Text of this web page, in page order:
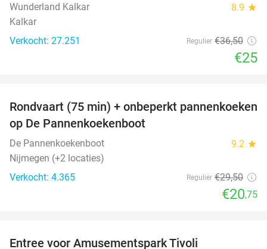
Wunderland Kalkar 8.9 star
Kalkar
Verkocht: 27.251
Regulier €36,50
€25
30%
Rondvaart (75 min) + onbeperkt pannenkoeken
op De Pannenkoekenboot
De Pannenkoekenboot 9.2 star
Nijmegen (+2 locaties)
Verkocht: 4.365
Regulier €29,50
€20,75
Entree voor Amusementspark Tivoli